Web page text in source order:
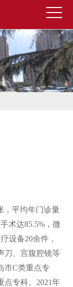
，平均年门诊量
术达85.5%，微
设备20余件，
刀、宫腹腔镜等
市C类重点专
点专科。2021年